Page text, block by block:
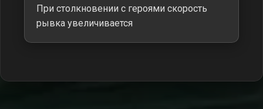
При столкновении с героями скорость
рывка увеличивается